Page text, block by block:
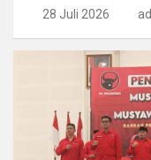
28 Juli 2026